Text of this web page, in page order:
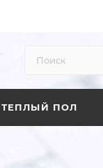
ТЕПЛЫЙ ПОЛ